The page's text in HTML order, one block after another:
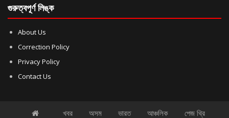
গুরুত্বপূর্ণ লিঙ্ক
About Us
Correction Policy
Privacy Policy
Contact Us
খবর অসম ভারত আঞ্চলিক পেজ থ্রি